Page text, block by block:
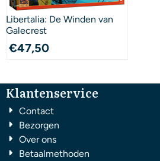
Libertalia: De Winden van
Galecrest
€47,50
Klantenservice
Contact
Bezorgen
Over ons
Betaalmethoden